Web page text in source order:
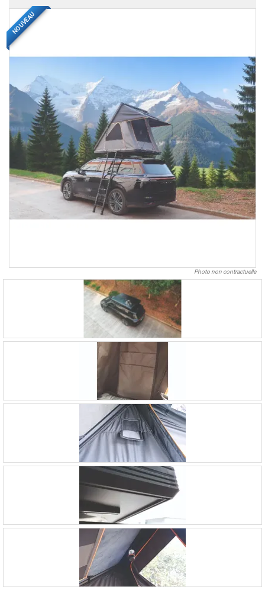
NOUVEAU
Photo non contractuelle